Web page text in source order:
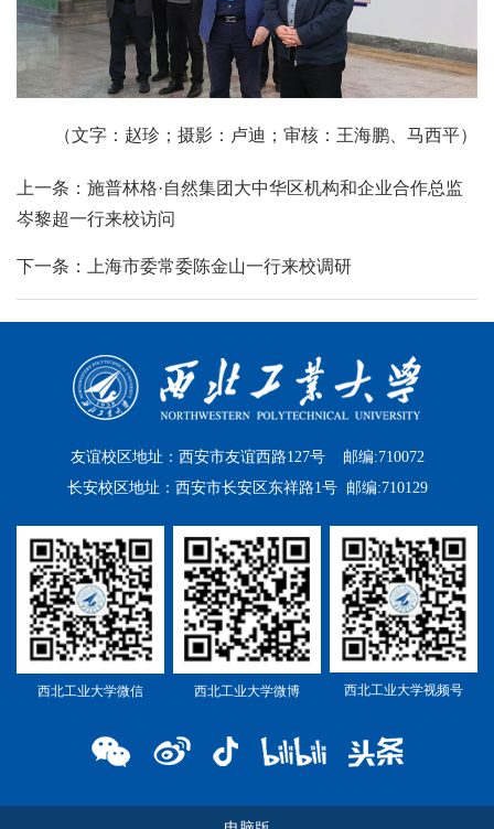
（文字：赵珍；摄影：卢迪；审核：王海鹏、马西平）
上一条：施普林格·自然集团大中华区机构和企业合作总监
岑黎超一行来校访问
下一条：上海市委常委陈金山一行来校调研
友谊校区地址：西安市友谊西路127号 邮编:710072
长安校区地址：西安市长安区东祥路1号 邮编:710129
西北工业大学微信 西北工业大学微博 西北工业大学视频号